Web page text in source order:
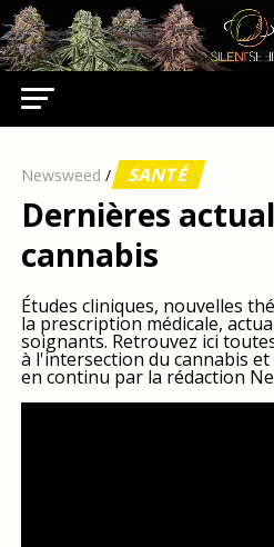
Newsweed / SANTÉ
Dernières
cannabis
Études cliniques, nouvelles
la prescription médicale,
soignants. Retrouvez ici
à l'intersection du cannabis
en continu par la rédaction